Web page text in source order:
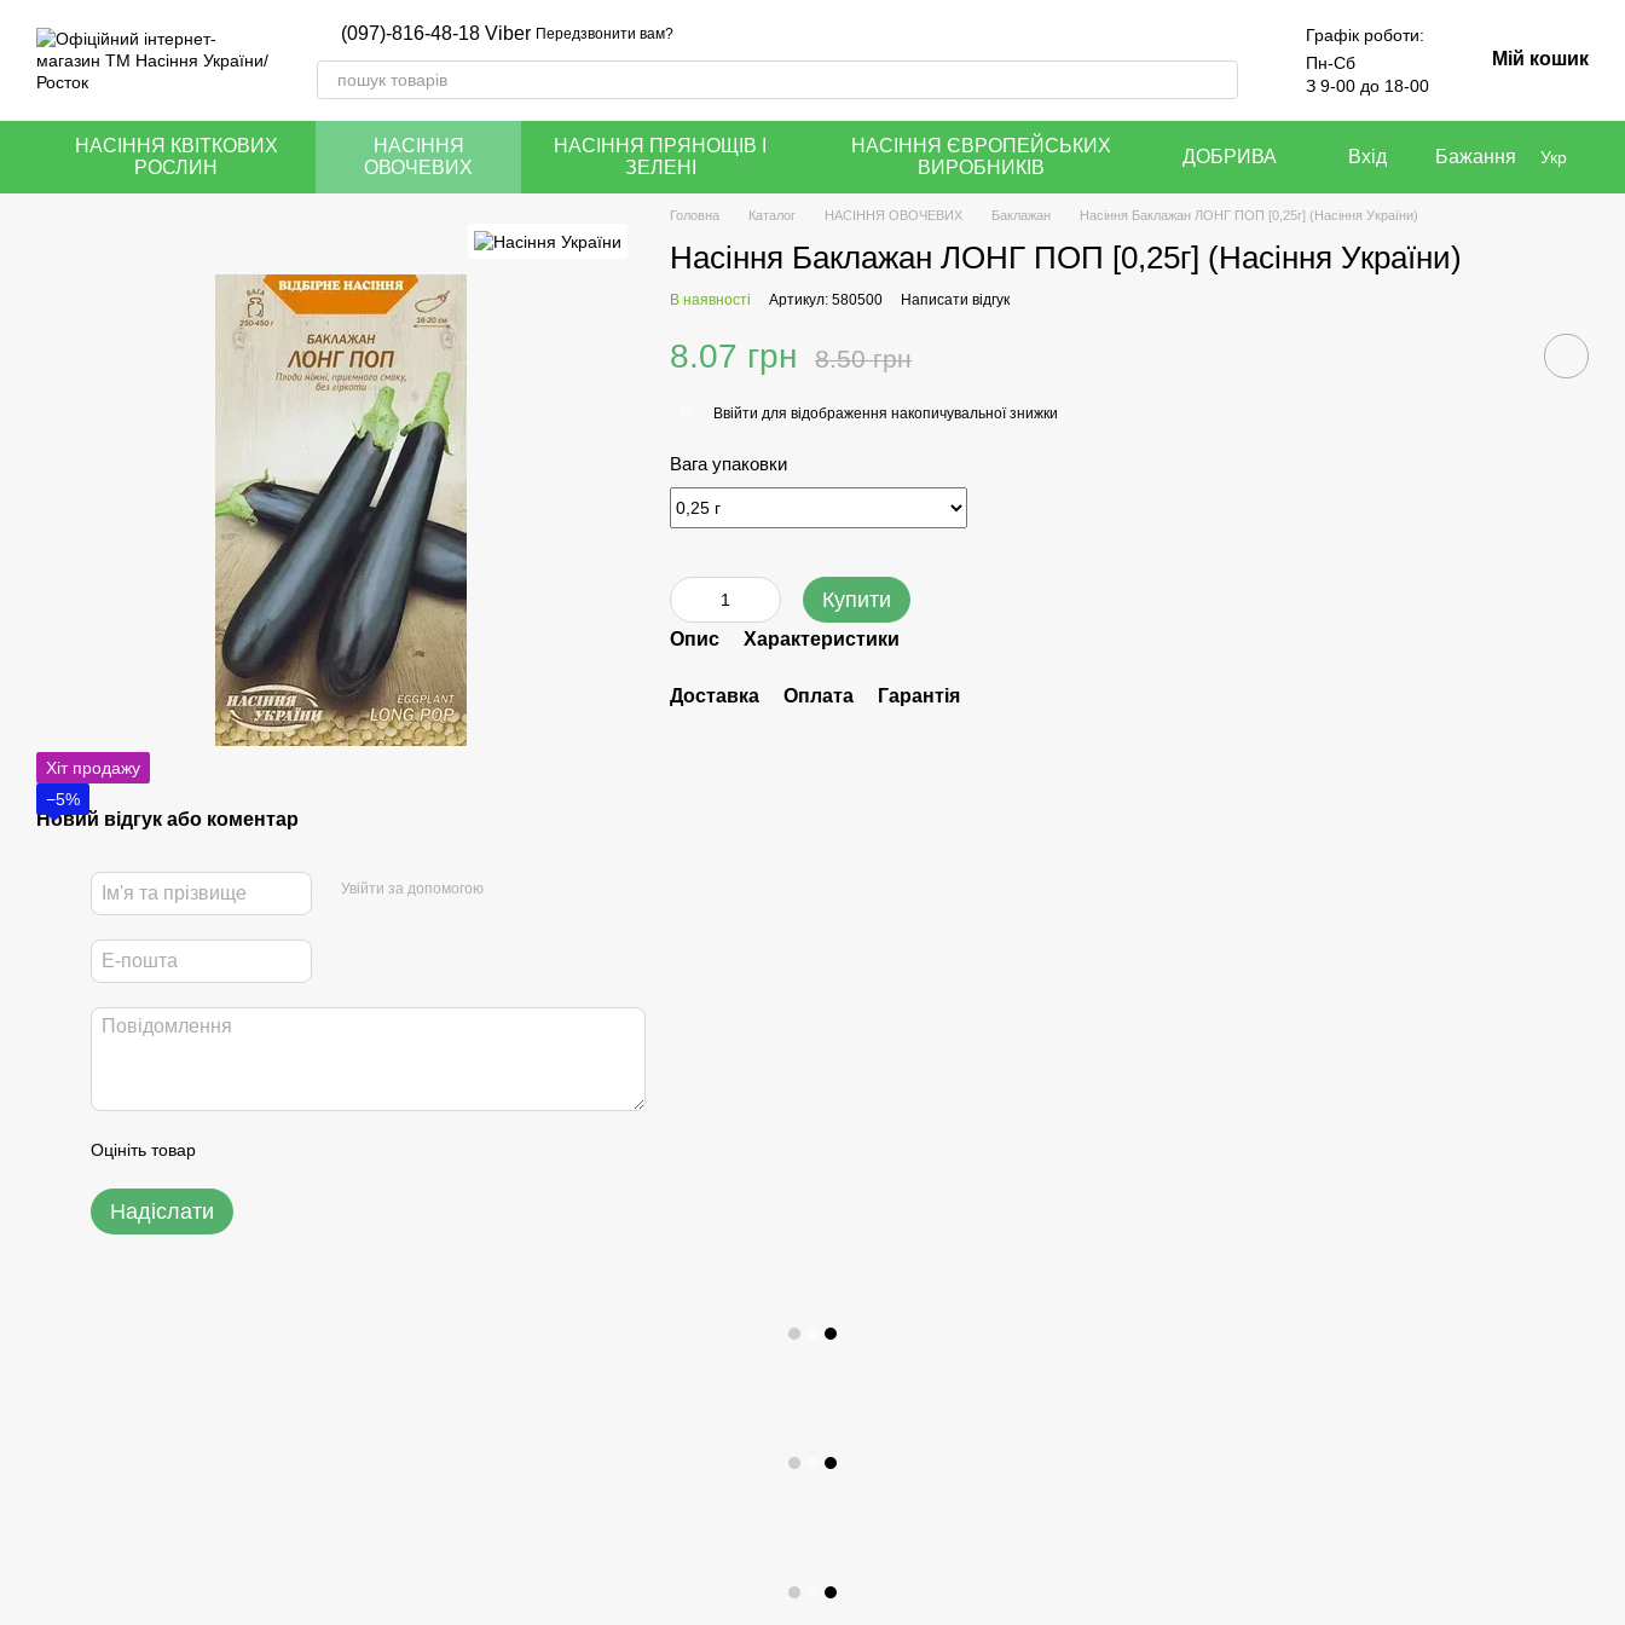
(097)-816-48-18 Viber Передзвонити вам?
Графік роботи:
Пн-Сб
З 9-00 до 18-00
Мій кошик
НАСІННЯ КВІТКОВИХ
РОСЛИН
НАСІННЯ
ОВОЧЕВИХ
НАСІННЯ ПРЯНОЩІВ І
ЗЕЛЕНІ
НАСІННЯ ЄВРОПЕЙСЬКИХ
ВИРОБНИКІВ
ДОБРИВА Вхід Бажання Укр
Хіт продажу
−5%
Новий відгук або коментар
Увійти за допомогою
Оцініть товар
Надіслати
Головна Каталог НАСІННЯ ОВОЧЕВИХ Баклажан Насіння Баклажан ЛОНГ ПОП [0,25г] (Насіння України)
Насіння Баклажан ЛОНГ ПОП [0,25г] (Насіння України)
В наявності Артикул: 580500 Написати відгук
8.07 грн 8.50 грн
Ввійти для відображення накопичувальної знижки
Вага упаковки
Купити
Опис Характеристики
Доставка Оплата Гарантія